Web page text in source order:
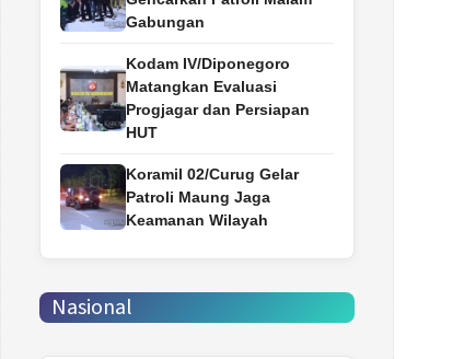
Gabungan
Kodam IV/Diponegoro
Matangkan Evaluasi
Progjagar dan Persiapan
HUT
Koramil 02/Curug Gelar
Patroli Maung Jaga
Keamanan Wilayah
Nasional